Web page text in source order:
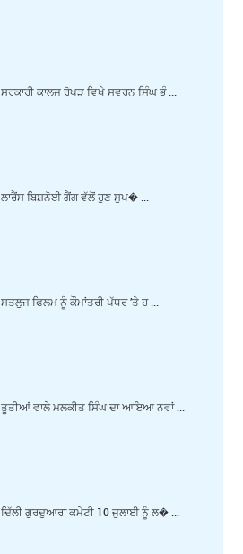
ਸਰਕਾਰੀ ਕਾਲਜ ਰੋਪੜ ਵਿਖੇ ਸਵਰਨ ਸਿੰਘ ਭੰ ...
ਲਾਰੈਂਸ ਬਿਸ਼ਨੋਈ ਗੈਂਗ ਵੱਲੋਂ ਹੁਣ ਸੁਪ� ...
ਸਤਲੁਜ ਫਿਲਮ ਨੂੰ ਕੌਮਾਂਤਰੀ ਪੱਧਰ ’ਤੇ ਹ ...
ਤੂਤੀਆਂ ਵਾਲੇ ਮਲਕੀਤ ਸਿੰਘ ਦਾ ਆਇਆ ਨਵਾਂ ...
ਦਿੱਲੀ ਗੁਰਦੁਆਰਾ ਕਮੇਟੀ 10 ਜੁਲਾਈ ਨੂੰ ਲ� ...